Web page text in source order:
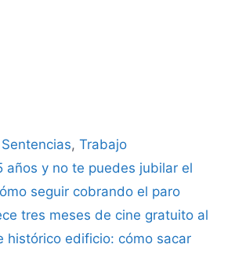
Sentencias,Trabajo
años y no te puedes jubilar el
seguir cobrando el paro
tres meses de cine gratuito al
histórico edificio: cómo sacar